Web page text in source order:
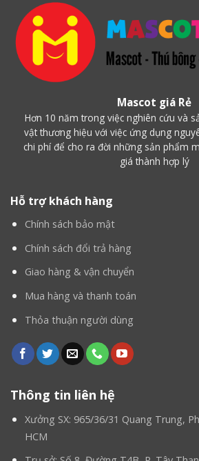
Mascot giá Rẻ
Hơn 10 năm trong việc nghiên cứu và
vật thương hiệu với việc ứng dụng
chi phí để cho ra đời những sản phẩm
giá thành hợp lý
Hỗ trợ khách hàng
Chính sách bảo mật
Chính sách đổi trả hàng
Giao hàng & vận chuyển
Mua hàng và thanh toán
Thỏa thuận người dùng
Thông tin liên hệ
Xưởng SX: 965/36/31 Quang Trung,
HCM